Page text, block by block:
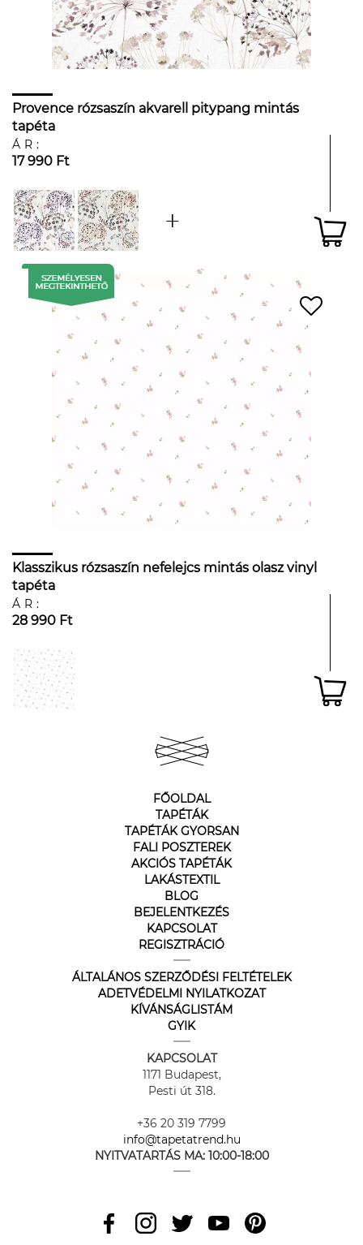
Provence rózsaszín akvarell pitypang mintás
tapéta
ÁR:
17 990 Ft
Klasszikus rózsaszín nefelejcs mintás olasz vinyl
tapéta
ÁR:
28 990 Ft
FŐOLDAL
TAPÉTÁK
TAPÉTÁK GYORSAN
FALI POSZTEREK
AKCIÓS TAPÉTÁK
LAKÁSTEXTIL
BLOG
BEJELENTKEZÉS
KAPCSOLAT
REGISZTRÁCIÓ
ÁLTALÁNOS SZERZŐDÉSI FELTÉTELEK
ADETVÉDELMI NYILATKOZAT
KÍVÁNSÁGLISTÁM
GYIK
KAPCSOLAT
1171 Budapest,
Pesti út 318.
+36 20 319 7799
info@tapetatrend.hu
NYITVATARTÁS MA: 10:00-18:00